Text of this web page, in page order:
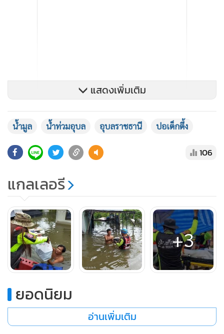
แสดงเพิ่มเติม
น้ำมูล น้ำท่วมอุบล อุบลราชธานี ปอเต็กตึ้ง
106
แกลเลอรี
+3
ยอดนิยม
อ่านเพิ่มเติม